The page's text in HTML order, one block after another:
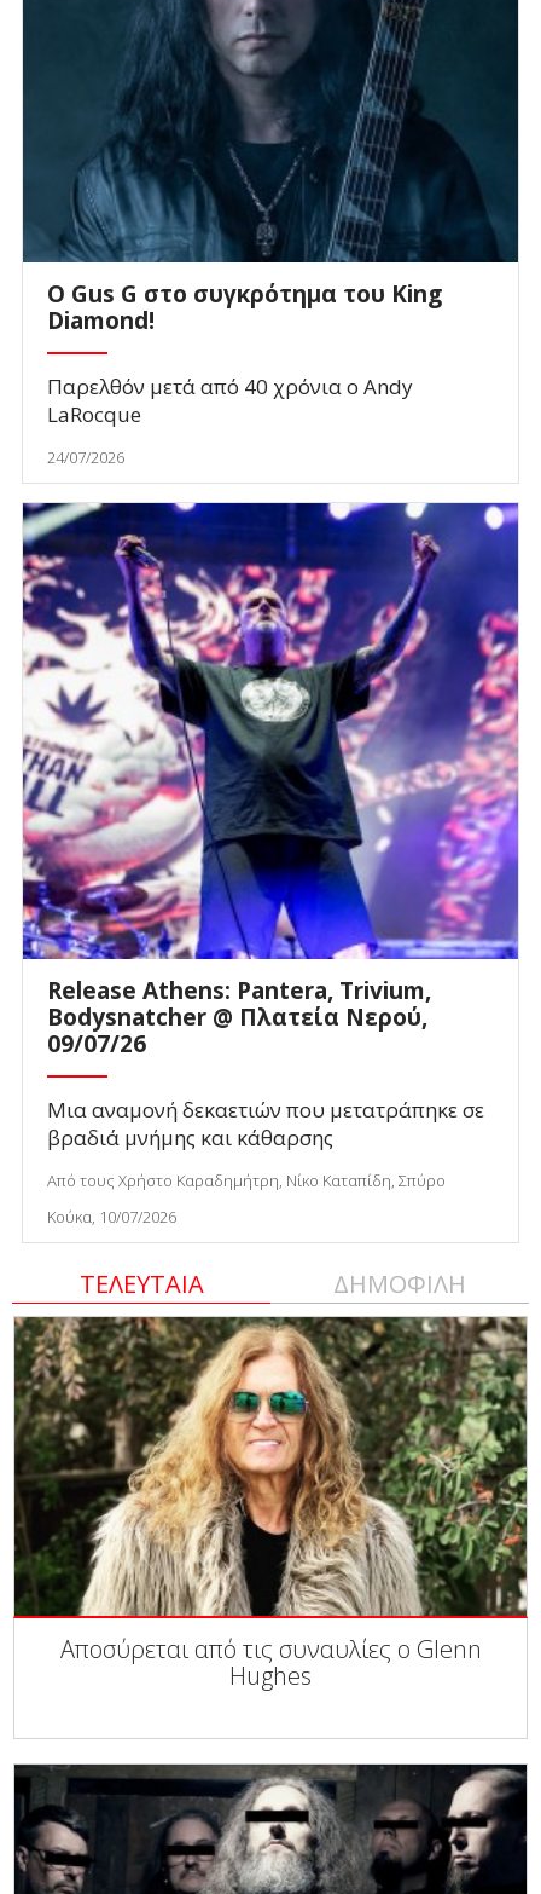
O Gus G στο συγκρότημα του King
Diamond!
Παρελθόν μετά από 40 χρόνια ο Andy
LaRocque
24/07/2026
Release Athens: Pantera, Trivium,
Bodysnatcher @ Πλατεία Νερού,
09/07/26
Μια αναμονή δεκαετιών που μετατράπηκε σε
βραδιά μνήμης και κάθαρσης
Από τους Χρήστο Καραδημήτρη, Νίκο Καταπίδη, Σπύρο
Κούκα, 10/07/2026
ΤΕΛΕΥΤΑΙΑ ΔΗΜΟΦΙΛΗ
Αποσύρεται από τις συναυλίες ο Glenn
Hughes